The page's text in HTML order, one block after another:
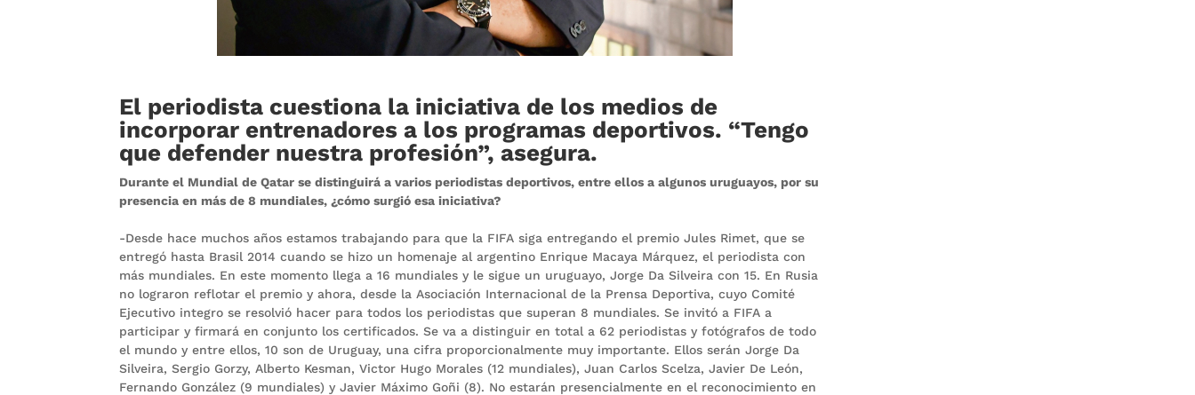
El periodista cuestiona la iniciativa de los medios de
incorporar entrenadores a los programas deportivos. “Tengo
que defender nuestra profesión”, asegura.
Durante el Mundial de Qatar se distinguirá a varios periodistas deportivos, entre ellos a algunos uruguayos, por su
presencia en más de 8 mundiales, ¿cómo surgió esa iniciativa?
-Desde hace muchos años estamos trabajando para que la FIFA siga entregando el premio Jules Rimet, que se
entregó hasta Brasil 2014 cuando se hizo un homenaje al argentino Enrique Macaya Márquez, el periodista con
más mundiales. En este momento llega a 16 mundiales y le sigue un uruguayo, Jorge Da Silveira con 15. En Rusia
no lograron reflotar el premio y ahora, desde la Asociación Internacional de la Prensa Deportiva, cuyo Comité
Ejecutivo integro se resolvió hacer para todos los periodistas que superan 8 mundiales. Se invitó a FIFA a
participar y firmará en conjunto los certificados. Se va a distinguir en total a 62 periodistas y fotógrafos de todo
el mundo y entre ellos, 10 son de Uruguay, una cifra proporcionalmente muy importante. Ellos serán Jorge Da
Silveira, Sergio Gorzy, Alberto Kesman, Victor Hugo Morales (12 mundiales), Juan Carlos Scelza, Javier De León,
Fernando González (9 mundiales) y Javier Máximo Goñi (8). No estarán presencialmente en el reconocimiento en